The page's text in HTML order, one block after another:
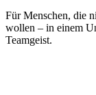
Für Menschen, die
wollen – in einem
Teamgeist.